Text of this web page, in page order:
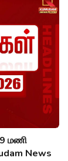
மணி
News